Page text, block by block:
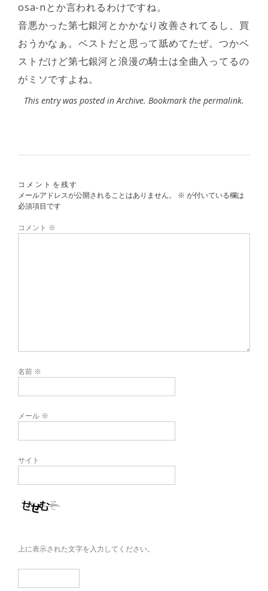
osa-nとか言われるわけですね。
音悪かった第七銀河とかかなり改善されてるし、買
おうかなぁ。ベストだと思って舐めてたぜ。つかベ
ストだけど第七銀河と浪漫の騎士は全曲入ってるの
がミソですよね。
This entry was posted inArchive. Bookmark the permalink.
コメントを残す
メールアドレスが公開されることはありません。
※ が付いている欄は
必須項目です
コメント ※
名前 ※
メール ※
サイト
上に表示された文字を入力してください。